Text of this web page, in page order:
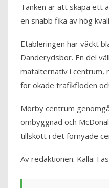
Tanken är att skapa ett
en snabb fika av hög
Etableringen har väckt
Danderydsbor. En del
matalternativ i centrum,
för ökade trafikflöden
Mörby centrum
ombyggnad och
tillskott i det förnyade
Av redaktionen. Källa: